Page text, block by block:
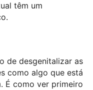
têm um
de desgenitalizar as
como algo que está
É como ver primeiro